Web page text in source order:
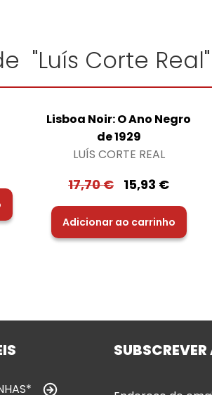
"Luís Corte Real"
Lisboa Noir: O Ano Negro
de 1929
LUÍS CORTE REAL
17,70€ 15,93 €
Adicionar ao carrinho